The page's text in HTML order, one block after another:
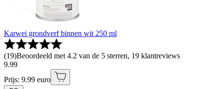
Karwei grondverf binnen wit 250 ml
(19)Beoordeeld met 4.2 van de 5 sterren, 19 klantreviews
9.99
Prijs: 9.99 euro